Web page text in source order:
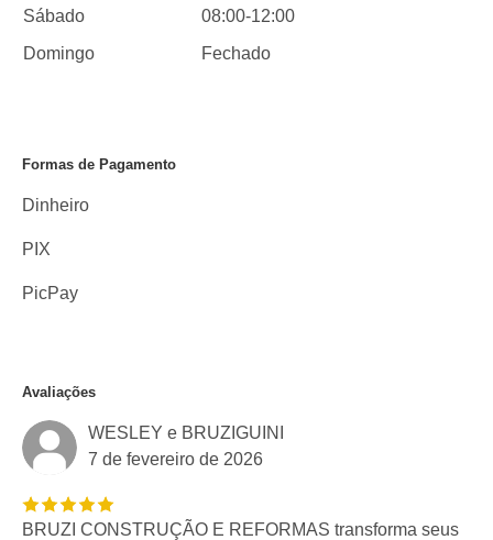
Sábado
08:00-12:00
Domingo
Fechado
Formas de Pagamento
Dinheiro
PIX
PicPay
Avaliações
WESLEY e BRUZIGUINI
7 de fevereiro de 2026
BRUZI CONSTRUÇÃO E REFORMAS transforma seus